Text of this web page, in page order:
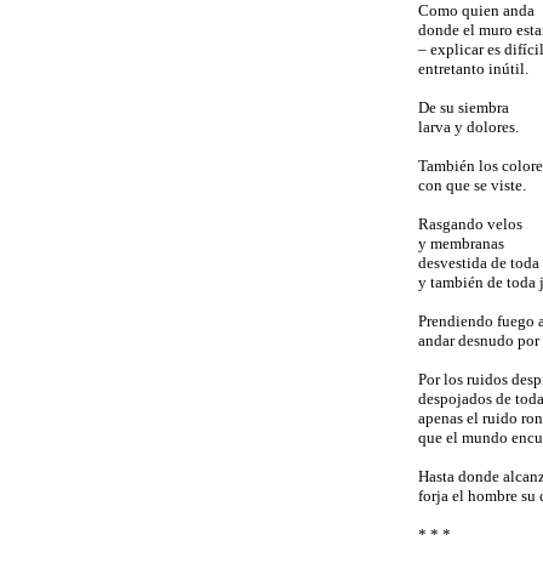
Como quien anda
donde el muro
– explicar es difícil
entretanto inútil.
De su siembra
larva y dolores.
También los
con que se viste.
Rasgando velos
y membranas
desvestida de
y también de toda
Prendiendo fuego
andar desnudo por
Por los ruidos
despojados de
apenas el ruido
que el mundo
Hasta donde
forja el hombre su
* * *